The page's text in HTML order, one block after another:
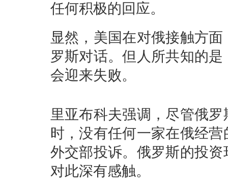
任何积极的回应。
显然，美国在对俄接触方
罗斯对话。但人所共知的
会迎来失败。
里亚布科夫强调，尽管俄
时，没有任何一家在俄经
外交部投诉。俄罗斯的投
对此深有感触。